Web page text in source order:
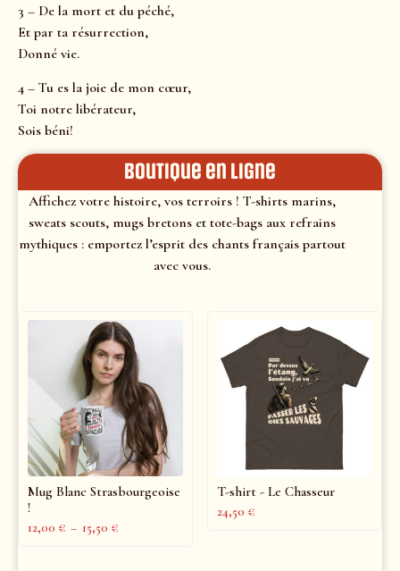
3 – De la mort et du péché,
Et par ta résurrection,
Donné vie.
4 – Tu es la joie de mon cœur,
Toi notre libérateur,
Sois béni!
Boutique en ligne
Affichez votre histoire, vos terroirs ! T-shirts marins,
sweats scouts, mugs bretons et tote-bags aux refrains
mythiques : emportez l’esprit des chants français partout
avec vous.
Mug Blanc Strasbourgeoise
!
12,00 € – 15,50 €
T-shirt - Le Chasseur
24,50 €